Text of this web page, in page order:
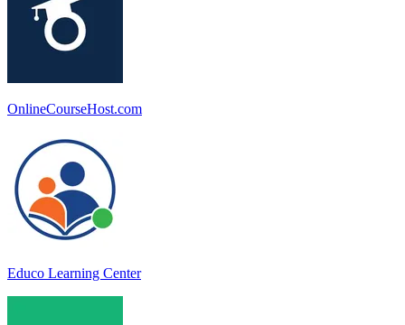
OnlineCourseHost.com
Educo Learning Center